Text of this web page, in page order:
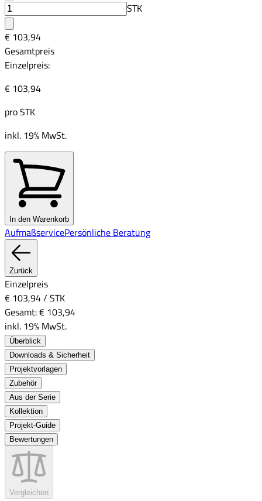
STK
€ 103,94
Gesamtpreis
Einzelpreis:
€ 103,94
proSTK
inkl. 19% MwSt.
In den Warenkorb
AufmaßservicePersönliche Beratung
Zurück
Einzelpreis
€ 103,94/ STK
Gesamt:€ 103,94
inkl. 19% MwSt.
Überblick
Downloads & Sicherheit
Projektvorlagen
Zubehör
Aus der Serie
Kollektion
Projekt-Guide
Bewertungen
Vergleichen